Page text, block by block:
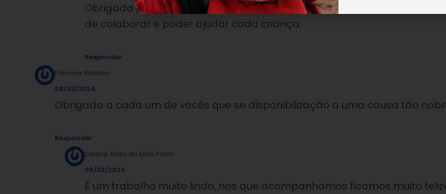
Obrigada pela homenagem!!! Agradeço a Deus por me dar o
de colaborar e poder ajudar cada criança.
Responder
Francine Batiston
08/03/2024
Obrigada a cada um de vocês que se disponibilização a uma causa tão
Responder
Daiane Alves da Silva Paiva
09/03/2024
É um trabalho muito lindo, nos que acompanhamos ficamos muito